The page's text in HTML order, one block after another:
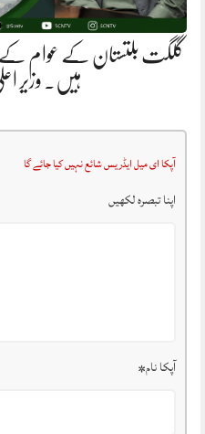
گلگت بلتستان کے عوام کے
ہیں. وزیر
آپکا ای میل ایڈریس شائع نہیں کیا جائے گا
اپنا تبصرہ لکھیں
آپکا نام*